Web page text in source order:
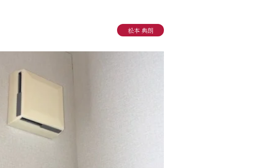
松本 典朗